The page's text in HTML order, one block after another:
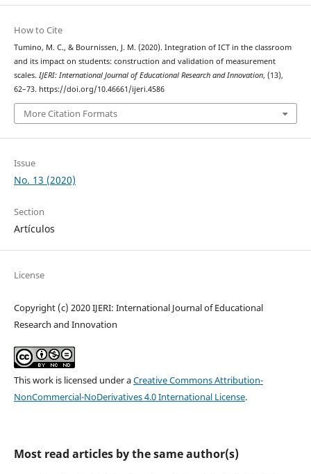
How to Cite
Tumino, M. C., & Bournissen, J. M. (2020). Integration of ICT in the classroom
and its impact on students: construction and validation of measurement
scales. IJERI: International Journal of Educational Research and Innovation, (13),
62–73. https://doi.org/10.46661/ijeri.4586
More Citation Formats
Issue
No. 13 (2020)
Section
Artículos
License
Copyright (c) 2020 IJERI: International Journal of Educational
Research and Innovation
This work is licensed under aCreative Commons Attribution-
NonCommercial-NoDerivatives 4.0 International License.
Most read articles by the same author(s)